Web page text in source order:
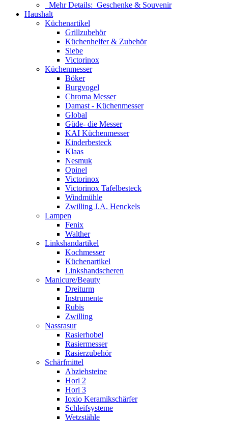
Mehr Details: Geschenke & Souvenir
Haushalt
Küchenartikel
Grillzubehör
Küchenhelfer & Zubehör
Siebe
Victorinox
Küchenmesser
Böker
Burgvogel
Chroma Messer
Damast - Küchenmesser
Global
Güde- die Messer
KAI Küchenmesser
Kinderbesteck
Klaas
Nesmuk
Opinel
Victorinox
Victorinox Tafelbesteck
Windmühle
Zwilling J.A. Henckels
Lampen
Fenix
Walther
Linkshandartikel
Kochmesser
Küchenartikel
Linkshandscheren
Manicure/Beauty
Dreiturm
Instrumente
Rubis
Zwilling
Nassrasur
Rasierhobel
Rasiermesser
Rasierzubehör
Schärfmittel
Abziehsteine
Horl 2
Horl 3
Ioxio Keramikschärfer
Schleifsysteme
Wetzstähle